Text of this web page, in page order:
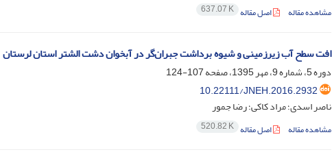
مشاهده مقاله اصل مقاله 637.07 K
افت سطح آب زیرزمینی و شیوه برداشت جبران‌گر در آبخوان دشت الشتر استان لرستان
دوره 5، شماره 9، مهر 1395، صفحه
107-124
10.22111/JNEH.2016.2932
ناصر اسدی؛ مراد کاکی؛ رضا جمور
مشاهده مقاله اصل مقاله 520.82 K